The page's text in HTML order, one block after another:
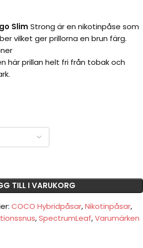
Slim Strong är en nikotinpåse som
vilket ger prillorna en brun färg.
här prillan helt fri från tobak och
TILL I VARUKORG
COCO Hybridpåsar,Nikotinpåsar,
,SpectrumLeaf,Varumärken